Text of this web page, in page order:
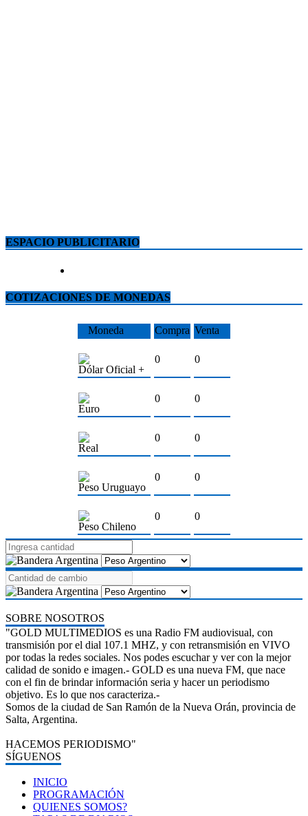
ESPACIO PUBLICITARIO
COTIZACIONES DE MONEDAS
Moneda Compra Venta
Dólar Oficial +
0 0
Euro
0 0
Real
0 0
Peso Uruguayo
0 0
Peso Chileno
0 0
SOBRE NOSOTROS
"GOLD MULTIMEDIOS es una Radio FM audiovisual, con
transmisión por el dial 107.1 MHZ, y con retransmisión en VIVO
por todas la redes sociales. Nos podes escuchar y ver con la mejor
calidad de sonido e imagen.- GOLD es una nueva FM, que nace
con el fin de brindar información seria y hacer un periodismo
objetivo. Es lo que nos caracteriza.-
Somos de la ciudad de San Ramón de la Nueva Orán, provincia de
Salta, Argentina.
HACEMOS PERIODISMO"
SÍGUENOS
INICIO
PROGRAMACIÓN
QUIENES SOMOS?